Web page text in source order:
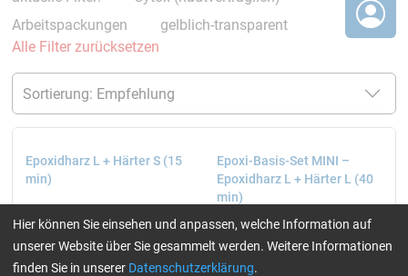
Arbeitspackungen
gelblich-transparent
Alle Filter zurücksetzen
Epoxidharz L + Härter S (15
min)
Epoxi-Basis-Set MINI –
Epoxidharz L + Härter L (40
min)
Hier können Sie einsehen und anpassen, welche Information auf
unserer Website über Sie gesammelt werden. Weitere Informationen
finden Sie in unserer Datenschutzerklärung.